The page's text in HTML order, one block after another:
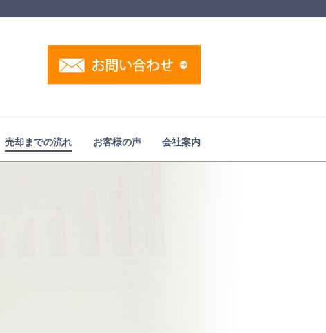
売却までの流れ お客様の声 会社案内